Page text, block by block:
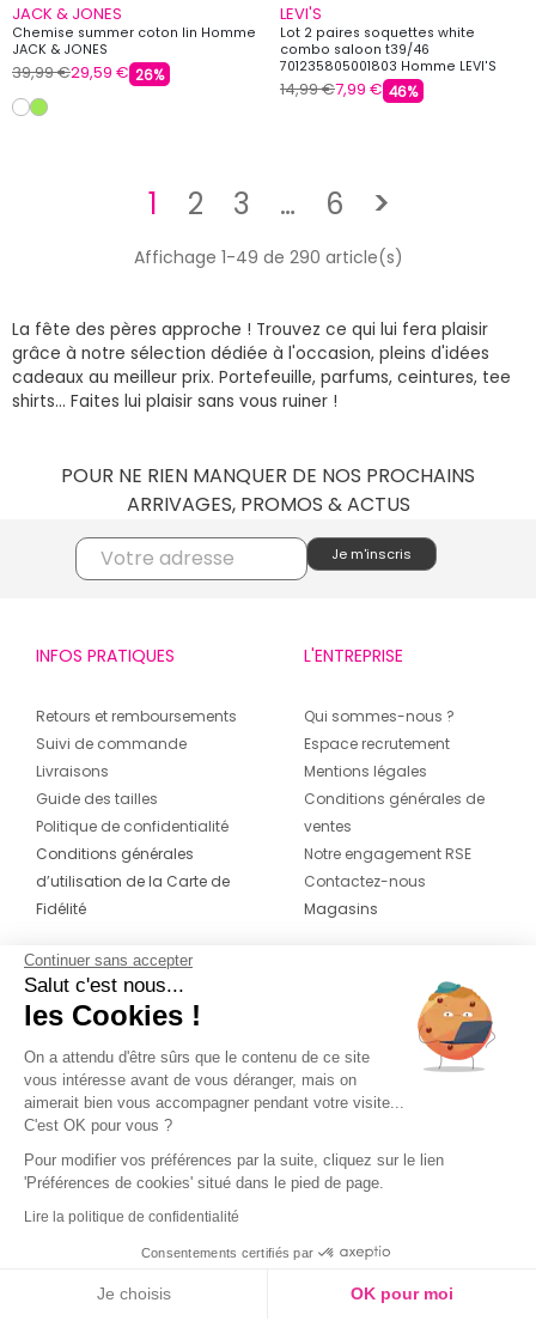
JACK & JONES
Chemise summer coton lin Homme
JACK & JONES
39,99 €29,59 € 26%
LEVI'S
Lot 2 paires soquettes white
combo saloon t39/46
701235805001803 Homme LEVI'S
14,99 €7,99 € 46%
1 2 3 … 6 >Suivant
Affichage 1-49 de 290 article(s)
La fête des pères approche ! Trouvez ce qui lui fera plaisir
grâce à notre sélection dédiée à l'occasion, pleins d'idées
cadeaux au meilleur prix. Portefeuille, parfums, ceintures, tee
shirts... Faites lui plaisir sans vous ruiner !
POUR NE RIEN MANQUER DE NOS PROCHAINS
ARRIVAGES, PROMOS & ACTUS
INFOS PRATIQUES
Retours et remboursements
Suivi de commande
Livraisons
Guide des tailles
Politique de confidentialité
Conditions générales
d’utilisation de la Carte de
Fidélité
L'ENTREPRISE
Qui sommes-nous ?
Espace recrutement
Mentions légales
Conditions générales de
ventes
Notre engagement RSE
Contactez-nous
Magasins
CONTACT
04 42 20 78 42
Du lundi au jeudi de 8h30 à 16h30 & le
vendredi de 8h30 à 15h30
Continuer sans accepter
Salut c'est nous...
les Cookies !
On a attendu d'être sûrs que le contenu de ce site
vous intéresse avant de vous déranger, mais on
aimerait bien vous accompagner pendant votre visite...
C'est OK pour vous ?
Pour modifier vos préférences par la suite, cliquez sur le lien
'Préférences de cookies' situé dans le pied de page.
Lire la politique de confidentialité
Consentements certifiés par
Je choisis OK pour moi